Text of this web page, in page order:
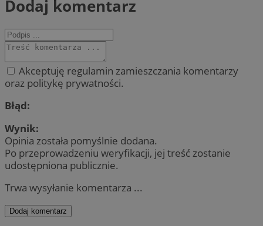
Dodaj komentarz
Akceptuję regulamin zamieszczania komentarzy
oraz politykę prywatności.
Błąd:
Wynik:
Opinia została pomyślnie dodana.
Po przeprowadzeniu weryfikacji, jej treść zostanie
udostępniona publicznie.
Trwa wysyłanie komentarza ...
Dodaj komentarz